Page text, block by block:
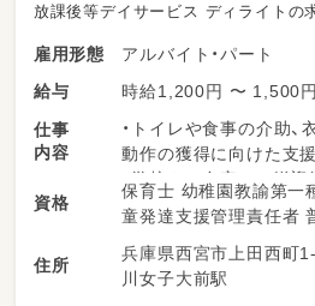
放課後等デイサービス ディライトの
雇用形態
アルバイト・パート
給与
時給1,200円 〜 1,500円
仕事
内容
・トイレや食事の介助
動作の獲得に向けた支援
・学校やご自宅への送迎
・各課題への取り組み
ケーション、身辺整理の
ど）
資格
保育士 幼稚園教諭第一種 幼稚園教諭第二種 児
住所
兵庫県西宮市上田西町1-2 阪神本線 鳴尾・
川女子大前駅